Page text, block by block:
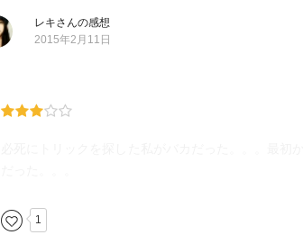
レキさんの感想
2015年2月11日
1